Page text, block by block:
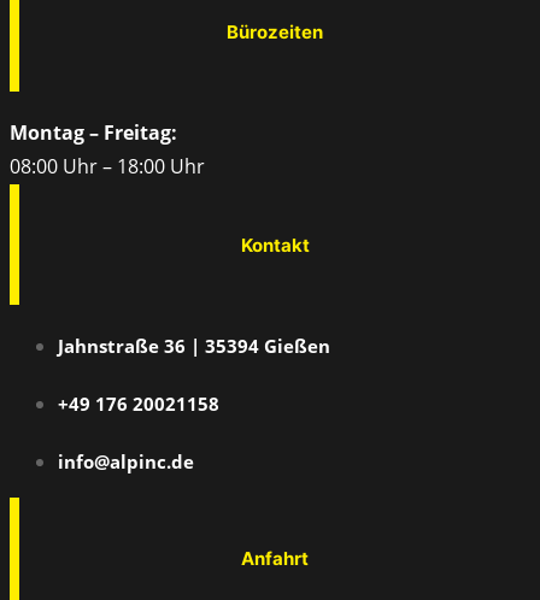
Bürozeiten
Montag – Freitag:
08:00 Uhr – 18:00 Uhr
Kontakt
Jahnstraße 36 | 35394 Gießen
+49 176 20021158
info@alpinc.de
Anfahrt